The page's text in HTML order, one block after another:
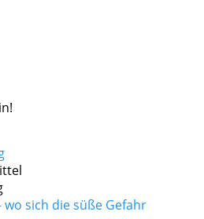
sich die süße Gefahr